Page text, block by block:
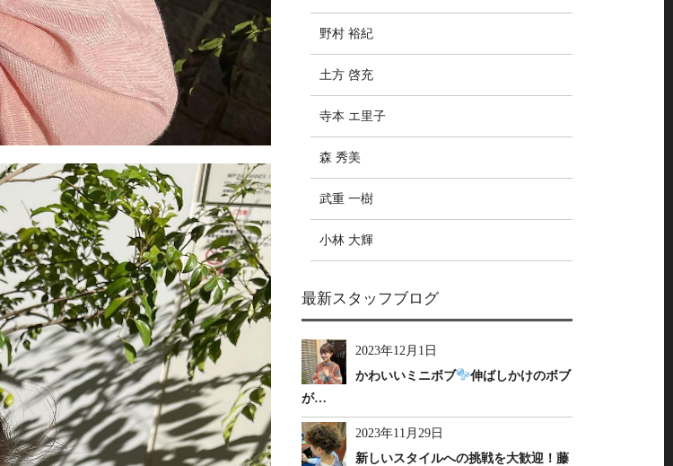
野村 裕紀
土方 啓充
寺本 エ里子
森 秀美
武重 一樹
小林 大輝
最新スタッフブログ
2023年12月1日
かわいいミニボブ
伸ばしかけのボブ
が…
2023年11月29日
新しいスタイルへの挑戦を大歓迎！藤